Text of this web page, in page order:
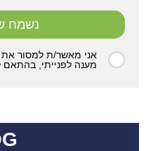
אני מאשר/ת למסור את
מענה לפנייתי, בהתאם
נשמח